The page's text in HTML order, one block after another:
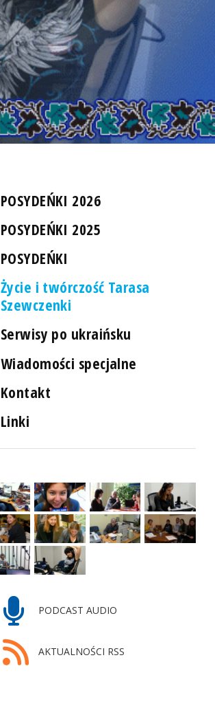
POSYDEŃKI 2026
POSYDEŃKI 2025
POSYDEŃKI
Życie i twórczość Tarasa
Szewczenki
Serwisy po ukraińsku
Wiadomości specjalne
Kontakt
Linki
PODCAST AUDIO
AKTUALNOŚCI RSS